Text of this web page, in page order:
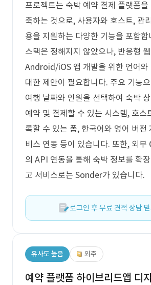
프로젝트는 숙박 예약 결제 플랫폼을
축하는 것으로, 사용자와 호스트, 관
용을 지원하는 다양한 기능을 포함합
스택은 정해지지 않았으나, 반응형
Android/iOS 앱 개발을 위한 언어와
대한 제안이 필요합니다. 주요 기능
여행 날짜와 인원을 선택하여 숙박
예약 및 결제할 수 있는 시스템, 호스
록할 수 있는 폼, 한국어와 영어 버전
비스 연동 등이 있습니다. 또한, 외부
의 API 연동을 통해 숙박 정보를 확
고 서비스로는 Sonder가 있습니다.
로그인 후 무료 견적 상담
유사도 높음 외주
예약 플랫폼 하이브리드앱 디